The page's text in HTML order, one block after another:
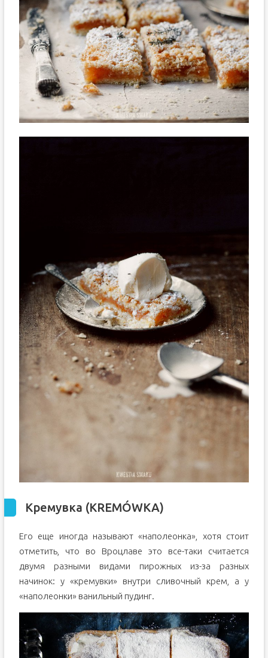
Кремувка (KREMÓWKA)
Его еще иногда называют «наполеонка», хотя стоит
отметить, что во Вроцлаве это все-таки считается
двумя разными видами пирожных из-за разных
начинок: у «кремувки» внутри сливочный крем, а у
«наполеонки» ванильный пудинг.